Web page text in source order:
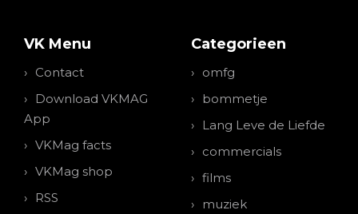
VK Menu
Contact
Download VKMAG
App
VKMag facts
VKMag shop
RSS
Categorieen
omfg
bommetje
Lang Leve de Liefde
commercials
films
muziek